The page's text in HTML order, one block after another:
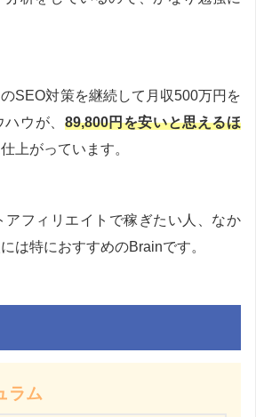
SEO対策を継続して月収500万円を
ウが、 89,800円を安いと思えるほ
上がっています。
アフィリエイトで稼ぎたい人、なか
は特におすすめのBrainです。
ラム